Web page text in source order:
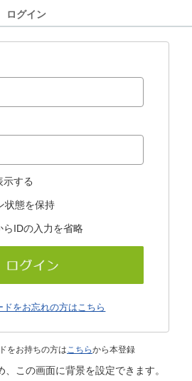
ログイン
示する
状態を保持
らIDの入力を省略
ドをお忘れの方はこちら
をお持ちの方はこちらから本登録
この画面に背景を設定できます。